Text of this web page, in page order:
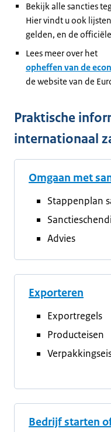
Bekijk alle sancties
Hier vindt u ook
gelden, en de
Lees meer over het
opheffen van de
de website van de
Praktische
internationaal
Omgaan met
Stappenplan
Advies
Exporteren
Exportregels
Producteisen
Bedrijf starten